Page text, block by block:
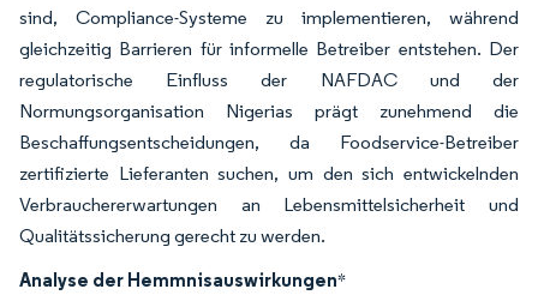
sind, Compliance-Systeme zu implementieren, während
gleichzeitig Barrieren für informelle Betreiber entstehen. Der
regulatorische Einfluss der NAFDAC und der
Normungsorganisation Nigerias prägt zunehmend die
Beschaffungsentscheidungen, da Foodservice-Betreiber
zertifizierte Lieferanten suchen, um den sich entwickelnden
Verbrauchererwartungen an Lebensmittelsicherheit und
Qualitätssicherung gerecht zu werden.
Analyse der Hemmnisauswirkungen*